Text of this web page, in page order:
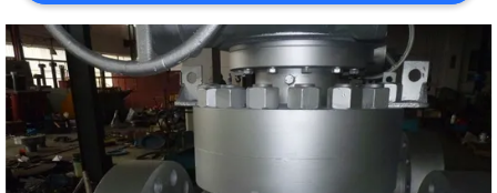
समाचार
उद्धरण
मांगें